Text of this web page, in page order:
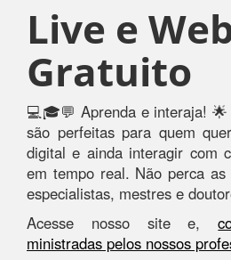
Live e
Gratuito
💻🎓💬 Aprenda e interaja!
são perfeitas para quem
digital e ainda interagir com
em tempo real. Não perca as
especialistas, mestres e
Acesse nosso site e,
ministradas pelos nossos